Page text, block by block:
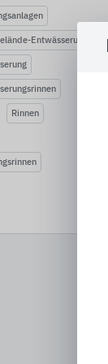
Entwässerung
Rinnen